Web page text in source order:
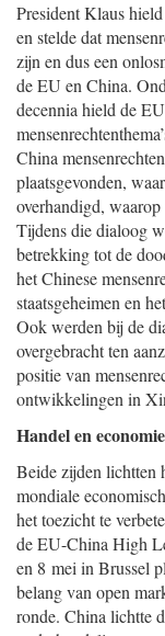
President Klaus
en stelde dat
zijn en dus een
de EU en China.
decennia hield de
China
plaatsgevonden,
overhandigd,
Tijdens die dialoog
betrekking tot de
het Chinese
staatsgeheimen en
Ook werden bij de
overgebracht ten
positie van
ontwikkelingen in
Handel en economie
Beide zijden lichtten
mondiale
het toezicht te
de EU-China High
en 8 mei in Brussel
belang van open
ronde. China lichtte